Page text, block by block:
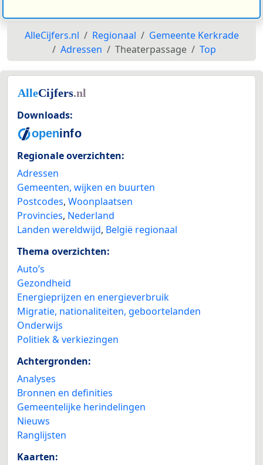
AlleCijfers.nl Regionaal
Gemeente Kerkrade
Adressen
Theaterpassage Top
Downloads:
Regionale overzichten:
Adressen
Gemeenten, wijken en buurten
Postcodes, Woonplaatsen
Provincies, Nederland
Landen wereldwijd, België regionaal
Thema overzichten:
Auto’s
Gezondheid
Energieprijzen en energieverbruik
Migratie, nationaliteiten, geboortelanden
Onderwijs
Politiek & verkiezingen
Achtergronden:
Analyses
Bronnen en definities
Gemeentelijke herindelingen
Nieuws
Ranglijsten
Kaarten: